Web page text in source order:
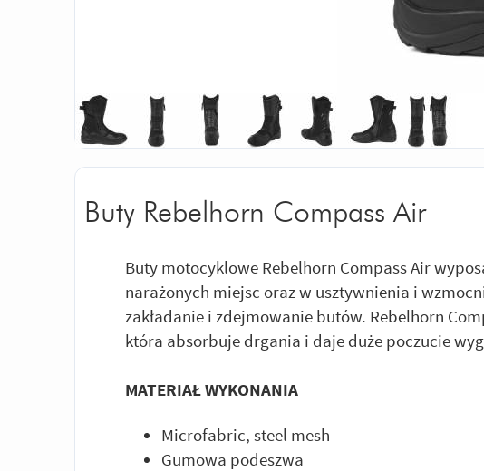
Buty Rebelhorn Compass Air
Buty motocyklowe Rebelhorn Compass Air
narażonych miejsc oraz w usztywnienia i
zakładanie i zdejmowanie butów. Rebelhorn
która absorbuje drgania i daje duże poczucie
MATERIAŁ WYKONANIA
Microfabric, steel mesh
Gumowa podeszwa